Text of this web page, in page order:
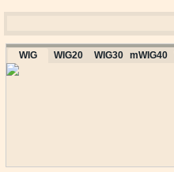
WIG WIG20 WIG30 mWIG40